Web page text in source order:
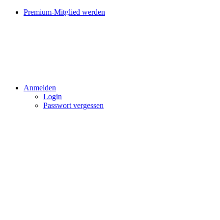
Premium-Mitglied werden
Anmelden
Login
Passwort vergessen